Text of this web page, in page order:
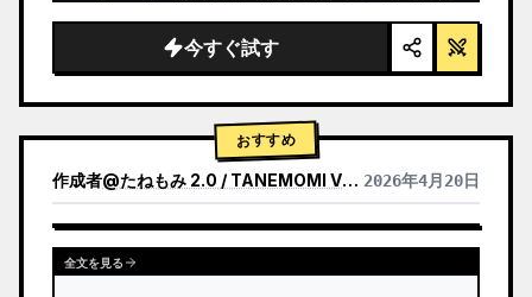
    "background": "左側には '
SPACEX ' の
テキストが表示されたスクリー…
今すぐ試す
おすすめ
作成者@たねもみ 2.0 / TANEMOMI VER2.0 2026年4月20日
全文を見る